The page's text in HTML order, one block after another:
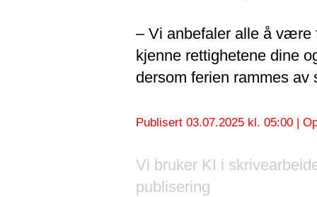
– Vi anbefaler alle å være
kjenne rettighetene dine
dersom ferien rammes av
Publisert 03.07.2025 kl. 05:00 |
Vi bruker KI i
publisering